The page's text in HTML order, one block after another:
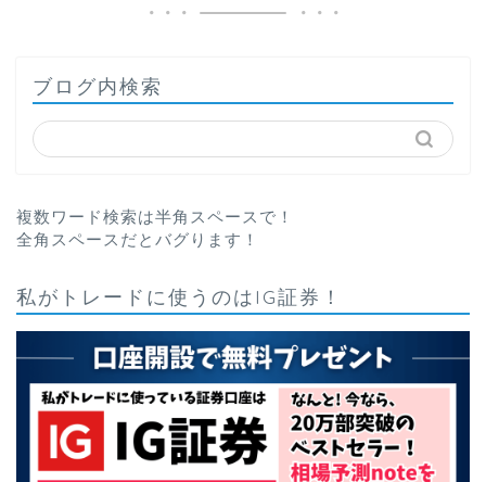
ブログ内検索
複数ワード検索は半角スペースで！
全角スペースだとバグります！
私がトレードに使うのはIG証券！